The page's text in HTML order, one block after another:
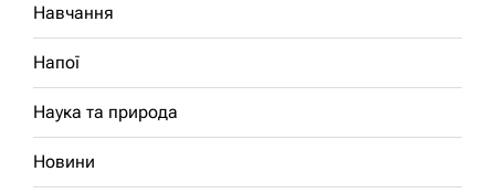
Навчання
Напої
Наука та природа
Новини